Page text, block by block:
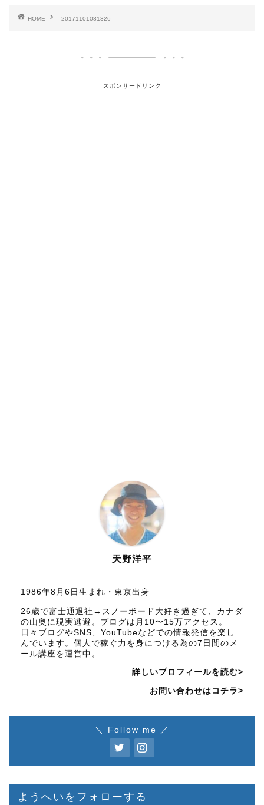
HOME 20171101081326
スポンサードリンク
天野洋平
1986年8月6日生まれ・東京出身
26歳で富士通退社→スノーボード大好き過ぎて、カナダ
の山奥に現実逃避。ブログは月10〜15万アクセス。
日々ブログやSNS、YouTubeなどでの情報発信を楽し
んでいます。個人で稼ぐ力を身につける為の7日間のメ
ール講座を運営中。
詳しいプロフィールを読む>
お問い合わせはコチラ>
＼ Follow me ／
ようへいをフォローする